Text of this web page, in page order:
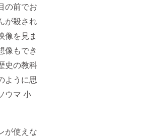
の前でお
が殺され
像を見ま
像もでき
史の教科
ように思
ウマ 小
が使えな